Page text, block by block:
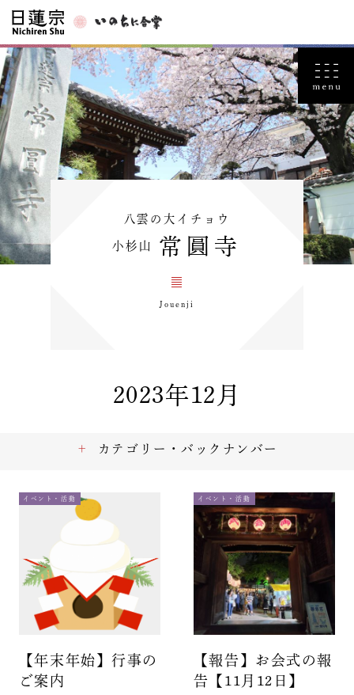
八雲の大イチョウ
小杉山 常圓寺
Jouenji
2023年12月
イベント・活動
【年末年始】行事の
ご案内
イベント・活動
【報告】お会式の報
告【11月12日】
カテゴリー・バックナンバー